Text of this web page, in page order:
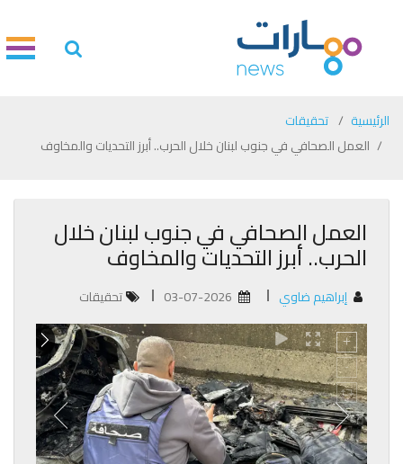
الرئيسية
تحقيقات
العمل الصحافي في جنوب لبنان خلال الحرب.. أبرز التحديات والمخاوف
العمل الصحافي في جنوب لبنان خلال
الحرب.. أبرز التحديات والمخاوف
إبراهيم ضاوي تحقيقات